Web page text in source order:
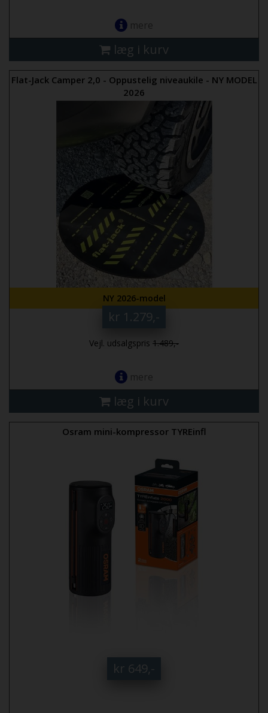
mere
læg i kurv
Flat-Jack Camper 2,0 - Oppustelig niveaukile - NY MODEL
2026
NY 2026-model
kr 1.279,-
Vejl. udsalgspris 1.489,-
mere
læg i kurv
Osram mini-kompressor TYREinfl
kr 649,-